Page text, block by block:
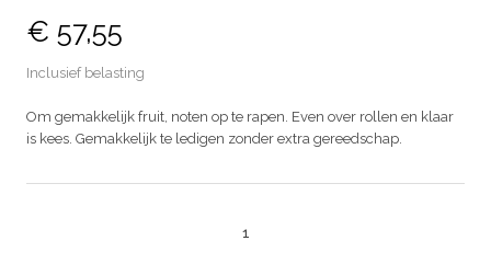
€ 57,55
Inclusief belasting
Om gemakkelijk fruit, noten op te rapen. Even over rollen en klaar
is kees. Gemakkelijk te ledigen zonder extra gereedschap.